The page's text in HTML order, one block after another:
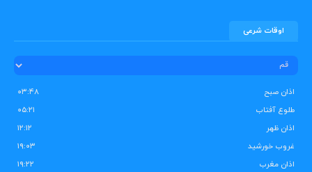
اوقات شرعی
اذان صبح
۰۳:۴۸
طلوع آفتاب
۰۵:۲۱
اذان ظهر
۱۲:۱۲
غروب خورشید
۱۹:۰۳
اذان مغرب
۱۹:۲۲